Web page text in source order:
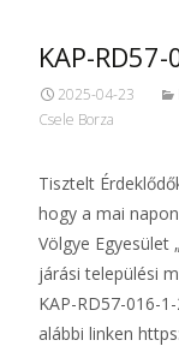
KAP-
2025-04-23
Csele Borza
Tisztelt
hogy a mai
Völgye Egyesület
járási települési
KAP-RD57-016-
alábbi linken